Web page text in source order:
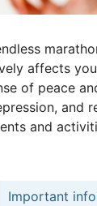
affects
of peace
and
and
Important